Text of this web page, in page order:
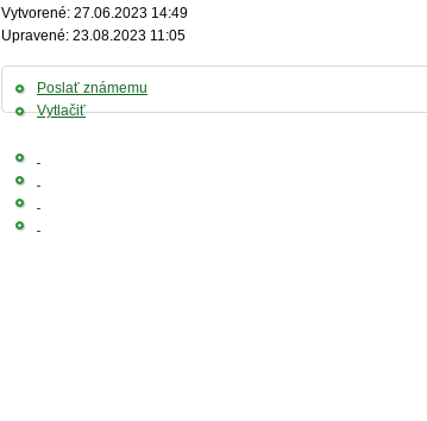
Vytvorené: 27.06.2023 14:49
Upravené: 23.08.2023 11:05
Poslať známemu
Vytlačiť